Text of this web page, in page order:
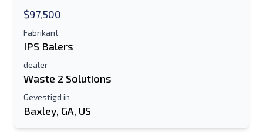
$97,500
Fabrikant
IPS Balers
dealer
Waste 2 Solutions
Gevestigd in
Baxley, GA, US